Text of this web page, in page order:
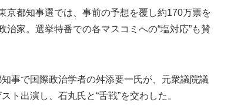
都知事選では、事前の予想を覆し約170万票を
家。選挙特番での各マスコミへの“塩対応”も賛
事で国際政治学者の舛添要一氏が、元衆議院議
ト出演し、石丸氏と“舌戦”を交わした。